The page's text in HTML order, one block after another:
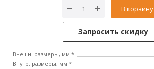
В корзину
Запросить скидку
Внешн. размеры, мм *
Внутр. размеры, мм *